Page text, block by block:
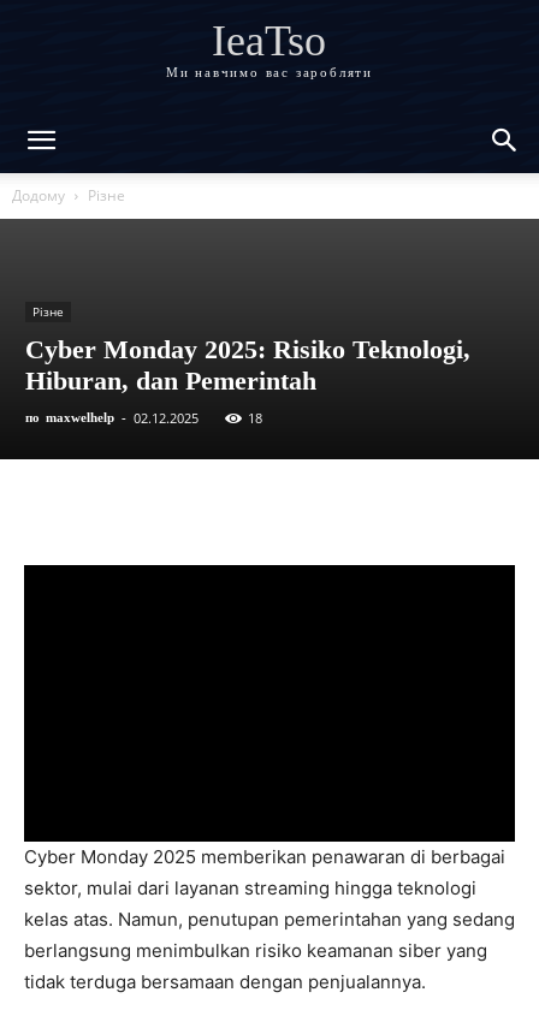
IeaTso
Ми навчимо вас заробляти
Додому Різне
Різне
Cyber Monday 2025: Risiko Teknologi,
Hiburan, dan Pemerintah
по maxwelhelp - 02.12.2025 18
Cyber Monday 2025 memberikan penawaran di berbagai
sektor, mulai dari layanan streaming hingga teknologi
kelas atas. Namun, penutupan pemerintahan yang sedang
berlangsung menimbulkan risiko keamanan siber yang
tidak terduga bersamaan dengan penjualannya.